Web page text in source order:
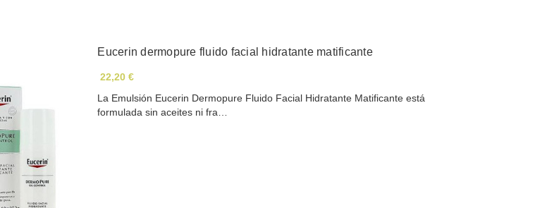
Eucerin dermopure fluido facial hidratante matificante
22,20 €
La Emulsión Eucerin Dermopure Fluido Facial Hidratante Matificante está
formulada sin aceites ni fra…